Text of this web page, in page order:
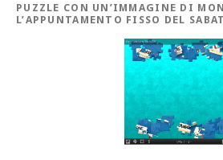
PUZZLE CON UN’IMMAGINE DI
L’APPUNTAMENTO FISSO DEL